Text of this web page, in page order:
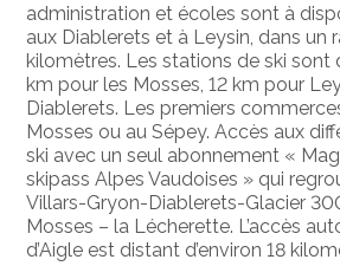
administration et écoles sont à
aux Diablerets et à Leysin, dans un
kilomètres. Les stations de ski sont
km pour les Mosses, 12 km pour
Diablerets. Les premiers
Mosses ou au Sépey. Accès aux
ski avec un seul abonnement «
skipass Alpes Vaudoises » qui
Villars-Gryon-Diablerets-Glacier
Mosses – la Lécherette. L’accès
d’Aigle est distant d’environ 18